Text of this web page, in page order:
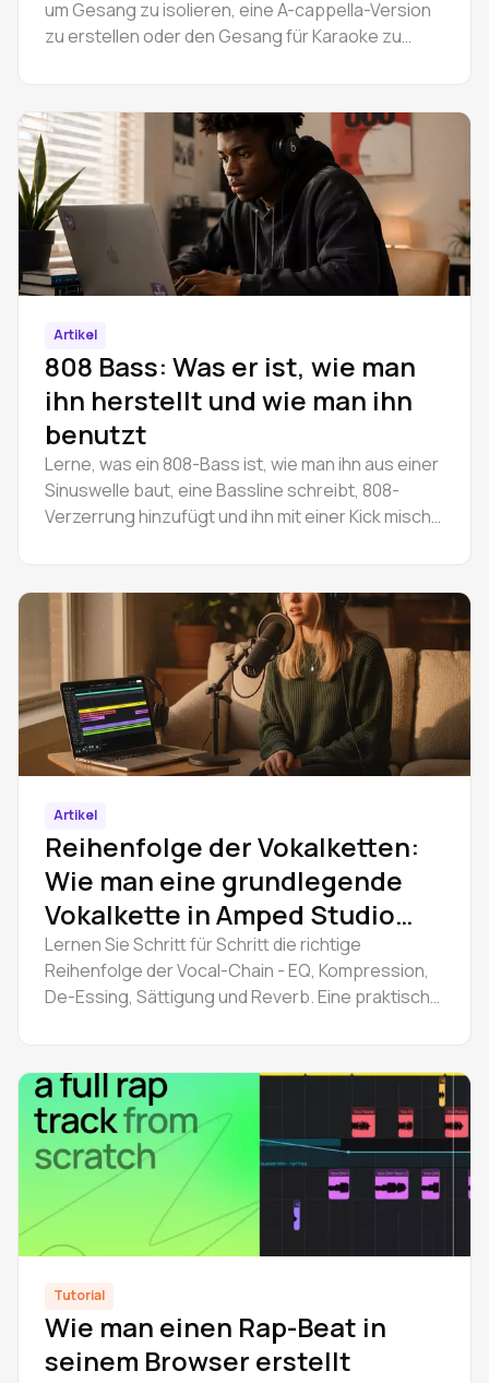
um Gesang zu isolieren, eine A-cappella-Version
zu erstellen oder den Gesang für Karaoke zu
Artikel
808 Bass: Was er ist, wie man
ihn herstellt und wie man ihn
benutzt
Lerne, was ein 808-Bass ist, wie man ihn aus einer
Sinuswelle baut, eine Bassline schreibt, 808-
Verzerrung hinzufügt und ihn mit einer Kick mischt.
Artikel
Reihenfolge der Vokalketten:
Wie man eine grundlegende
Vokalkette in Amped Studio
aufbaut
Lernen Sie Schritt für Schritt die richtige
Reihenfolge der Vocal-Chain - EQ, Kompression,
De-Essing, Sättigung und Reverb. Eine praktische
Tutorial
Wie man einen Rap-Beat in
seinem Browser erstellt